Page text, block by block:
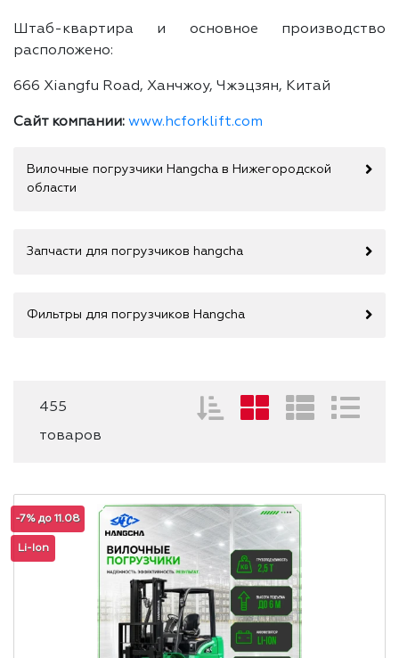
Штаб-квартира и основное производство
расположено:
666 Xiangfu Road, Ханчжоу, Чжэцзян, Китай
Сайт компании: www.hcforklift.com
Вилочные погрузчики Hangcha в Нижегородской
области
Запчасти для погрузчиков hangcha
Фильтры для погрузчиков Hangcha
455
товаров
Li-Ion
-7% до 11.08